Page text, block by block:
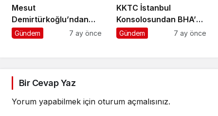
Mesut
Demirtürkoğlu’ndan
Örnek Davranış
Gündem 7 ay önce
KKTC İstanbul
Konsolosundan BHA’ya
Ziyaret
Gündem 7 ay önce
Bir Cevap Yaz
Yorum yapabilmek için oturum açmalısınız.